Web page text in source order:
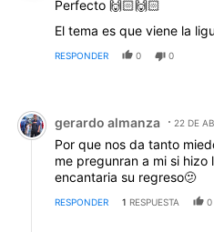
Perfecto 🙌🏻🙌🏻
El tema es que viene la
RESPONDER 0 0
Comentario de gerardo
gerardo almanza 22 DE
Por que nos da tanto
me pregunran a mi si hizo
encantaria su regreso🫤
RESPONDER 1 RESPUESTA 0